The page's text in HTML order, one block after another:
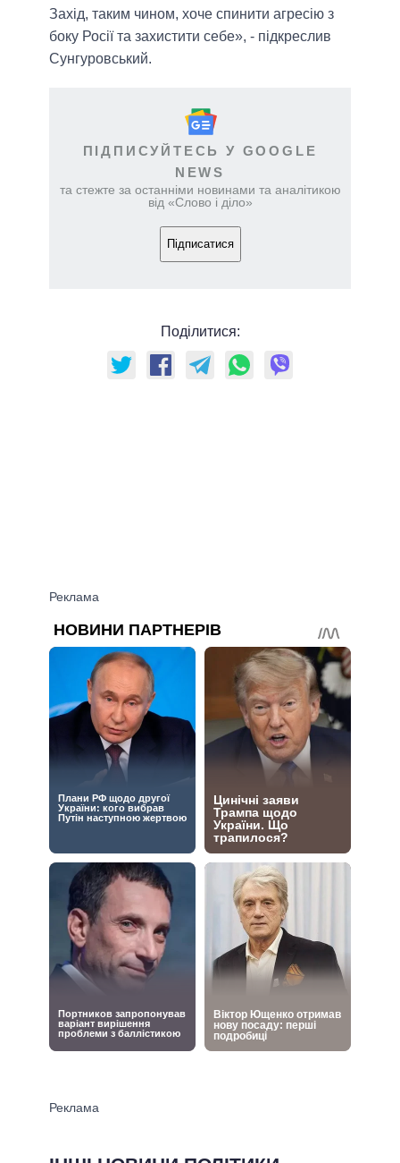
Захід, таким чином, хоче спинити агресію з
боку Росії та захистити себе», - підкреслив
Сунгуровський.
ПІДПИСУЙТЕСЬ У GOOGLE
NEWS
та стежте за останніми новинами та аналітикою
від «Слово і діло»
Підписатися
Поділитися: